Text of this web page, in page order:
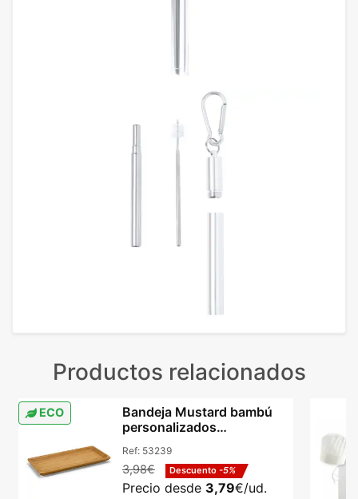
Productos relacionados
ECO
Bandeja Mustard bambú
personalizados
natural
Ref: 53239
3,98€ Descuento -5%
Precio desde 3,79€/ud.